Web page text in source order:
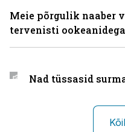
Meie põrgulik naaber
tervenisti
Nad tüssasid